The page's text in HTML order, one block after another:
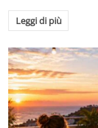
Leggi di più